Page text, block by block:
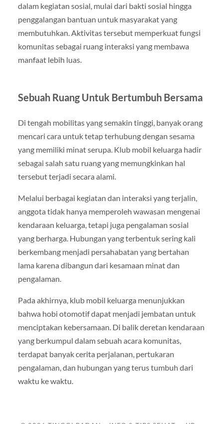
dalam kegiatan sosial, mulai dari bakti sosial hingga
penggalangan bantuan untuk masyarakat yang
membutuhkan. Aktivitas tersebut memperkuat fungsi
komunitas sebagai ruang interaksi yang membawa
manfaat lebih luas.
Sebuah Ruang Untuk Bertumbuh Bersama
Di tengah mobilitas yang semakin tinggi, banyak orang
mencari cara untuk tetap terhubung dengan sesama
yang memiliki minat serupa. Klub mobil keluarga hadir
sebagai salah satu ruang yang memungkinkan hal
tersebut terjadi secara alami.
Melalui berbagai kegiatan dan interaksi yang terjalin,
anggota tidak hanya memperoleh wawasan mengenai
kendaraan keluarga, tetapi juga pengalaman sosial
yang berharga. Hubungan yang terbentuk sering kali
berkembang menjadi persahabatan yang bertahan
lama karena dibangun dari kesamaan minat dan
pengalaman.
Pada akhirnya, klub mobil keluarga menunjukkan
bahwa hobi otomotif dapat menjadi jembatan untuk
menciptakan kebersamaan. Di balik deretan kendaraan
yang berkumpul dalam sebuah acara komunitas,
terdapat banyak cerita perjalanan, pertukaran
pengalaman, dan hubungan yang terus tumbuh dari
waktu ke waktu.